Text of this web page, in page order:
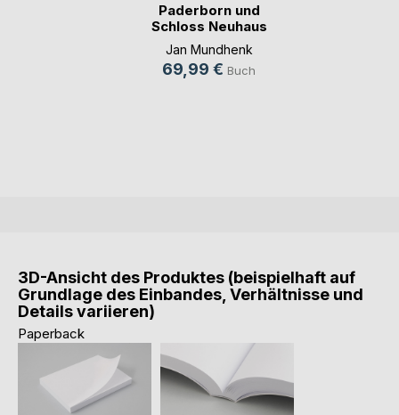
Paderborn und
Schloss Neuhaus
von oben
Jan Mundhenk
69,99 € Buch
3D-Ansicht des Produktes (beispielhaft auf
Grundlage des Einbandes, Verhältnisse und
Details variieren)
Paperback